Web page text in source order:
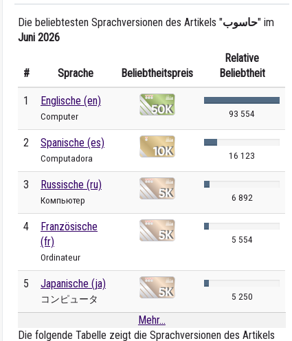
Die beliebtesten Sprachversionen des Artikels "حاسوب" im
Juni 2026
# Sprache Beliebtheitspreis
Relative
Beliebtheit
1 Englische (en)
Computer 93 554
2 Spanische (es)
Computadora 16 123
3 Russische (ru)
Компьютер 6 892
4
Französische
(fr)
Ordinateur
5 554
5 Japanische (ja)
コンピュータ 5 250
Mehr...
Die folgende Tabelle zeigt die Sprachversionen des Artikels